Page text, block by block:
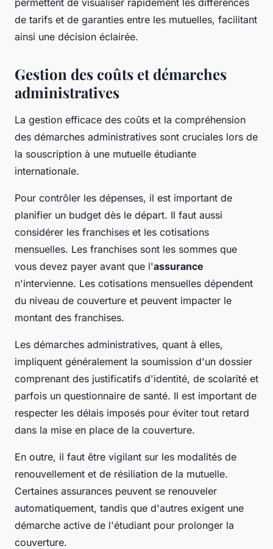
de tarifs et de garanties entre les mutuelles, facilitant
ainsi une décision éclairée.
Gestion des coûts et démarches
administratives
La gestion efficace des coûts et la compréhension
des démarches administratives sont cruciales lors de
la souscription à une mutuelle étudiante
internationale.
Pour contrôler les dépenses, il est important de
planifier un budget dès le départ. Il faut aussi
considérer les franchises et les cotisations
mensuelles. Les franchises sont les sommes que
vous devez payer avant que l'assurance
n'intervienne. Les cotisations mensuelles dépendent
du niveau de couverture et peuvent impacter le
montant des franchises.
Les démarches administratives, quant à elles,
impliquent généralement la soumission d'un dossier
comprenant des justificatifs d'identité, de scolarité et
parfois un questionnaire de santé. Il est important de
respecter les délais imposés pour éviter tout retard
dans la mise en place de la couverture.
En outre, il faut être vigilant sur les modalités de
renouvellement et de résiliation de la mutuelle.
Certaines assurances peuvent se renouveler
automatiquement, tandis que d'autres exigent une
démarche active de l'étudiant pour prolonger la
couverture.